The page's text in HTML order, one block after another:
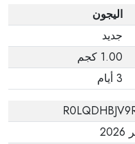
اليجون
جديد
1.00 كجم
3 أيام